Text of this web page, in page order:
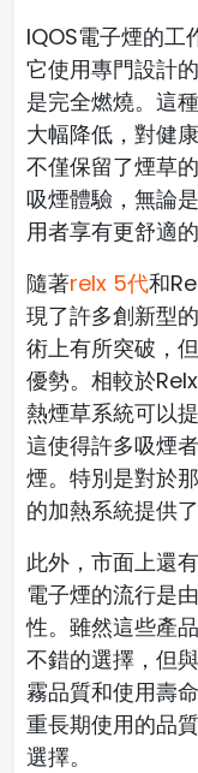
IQOS電子煙的工
它使用專門設計
是完全燃燒。這
大幅降低，對健
不僅保留了煙草
吸煙體驗，無論
用者享有更舒適的
隨著relx 5代和
現了許多創新型
術上有所突破，
優勢。相較於
熱煙草系統可以
這使得許多吸煙
煙。特別是對於
的加熱系統提供
此外，市面上還
電子煙的流行是
性。雖然這些產
不錯的選擇，但
霧品質和使用壽
重長期使用的品
選擇。